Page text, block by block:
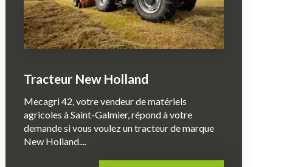
Tracteur New Holland
Mecagri 42, votre vendeur de matériels
agricoles à Saint-Galmier, répond à votre
demande si vous voulez un tracteur de marque
New Holland....